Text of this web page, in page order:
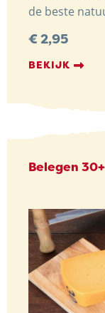
de beste
€2,95
BEKIJK
Belegen 30+